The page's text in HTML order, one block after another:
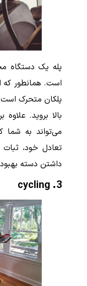
پله یک دستگاه
است. همانطور که
پلکان متحرک است
بالا بروید.
می‌تواند به
تعادل خود،
داشتن دسته
3
.
cycling